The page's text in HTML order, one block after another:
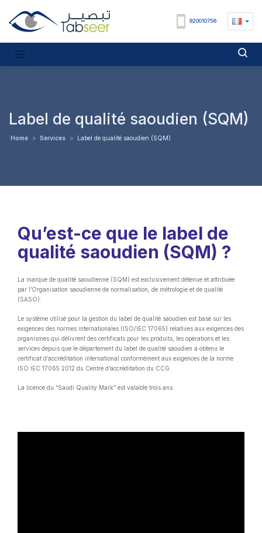
920010756
Label de qualité saoudien (SQM)
Home > Services > Label de qualité saoudien (SQM)
Qu’est-ce que le label de
qualité saoudien (SQM) ?
La marque de qualité saoudienne (SQM) est exclusivement détenue et attribuée
par l’Organisation saoudienne de normalisation, de métrologie et de qualité
(SASO).
Le système utilisé pour la gestion du label de qualité saoudien est basé sur les
exigences des normes internationales (ISO/IEC 17065) relatives aux exigences des
organismes qui délivrent des certificats pour les produits, les opérations et les
services depuis que le département du label de qualité saoudien a obtenu le
certificat d’accréditation international conformément aux exigences de la norme
ISO IEC 17065 2012 du Centre d’accréditation du CCG.
La licence du “Saudi Quality Mark” est valable trois ans.